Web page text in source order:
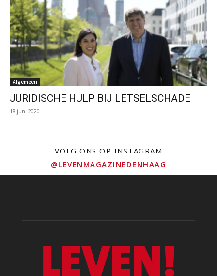
Algemeen
JURIDISCHE HULP BIJ LETSELSCHADE
18 juni 2020
VOLG ONS OP INSTAGRAM
@LEVENMAGAZINEDENHAAG